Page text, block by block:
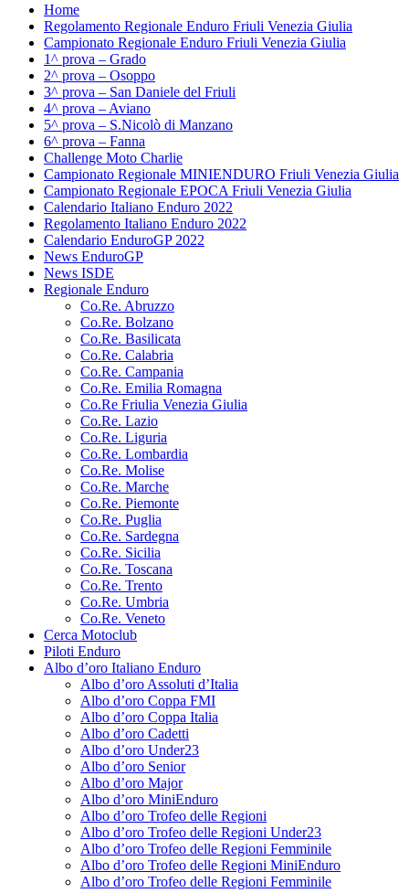
Home
Regolamento Regionale Enduro Friuli Venezia Giulia
Campionato Regionale Enduro Friuli Venezia Giulia
1^ prova – Grado
2^ prova – Osoppo
3^ prova – San Daniele del Friuli
4^ prova – Aviano
5^ prova – S.Nicolò di Manzano
6^ prova – Fanna
Challenge Moto Charlie
Campionato Regionale MINIENDURO Friuli Venezia Giulia
Campionato Regionale EPOCA Friuli Venezia Giulia
Calendario Italiano Enduro 2022
Regolamento Italiano Enduro 2022
Calendario EnduroGP 2022
News EnduroGP
News ISDE
Regionale Enduro
Co.Re. Abruzzo
Co.Re. Bolzano
Co.Re. Basilicata
Co.Re. Calabria
Co.Re. Campania
Co.Re. Emilia Romagna
Co.Re Friulia Venezia Giulia
Co.Re. Lazio
Co.Re. Liguria
Co.Re. Lombardia
Co.Re. Molise
Co.Re. Marche
Co.Re. Piemonte
Co.Re. Puglia
Co.Re. Sardegna
Co.Re. Sicilia
Co.Re. Toscana
Co.Re. Trento
Co.Re. Umbria
Co.Re. Veneto
Cerca Motoclub
Piloti Enduro
Albo d’oro Italiano Enduro
Albo d’oro Assoluti d’Italia
Albo d’oro Coppa FMI
Albo d’oro Coppa Italia
Albo d’oro Cadetti
Albo d’oro Under23
Albo d’oro Senior
Albo d’oro Major
Albo d’oro MiniEnduro
Albo d’oro Trofeo delle Regioni
Albo d’oro Trofeo delle Regioni Under23
Albo d’oro Trofeo delle Regioni Femminile
Albo d’oro Trofeo delle Regioni MiniEnduro
Albo d’oro Trofeo delle Regioni Femminile